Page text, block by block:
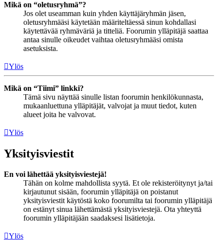
Mikä on “oletusryhmä”?
Jos olet useamman kuin yhden käyttäjäryhmän jäsen,
oletusryhmääsi käytetään määriteltäessä sinun kohdallasi
käytettävää ryhmäväriä ja titteliä. Foorumin ylläpitäjä saattaa
antaa sinulle oikeudet vaihtaa oletusryhmääsi omista
asetuksista.
Ylös
Mikä on “Tiimi” linkki?
Tämä sivu näyttää sinulle listan foorumin henkilökunnasta,
mukaanluettuna ylläpitäjät, valvojat ja muut tiedot, kuten
alueet joita he valvovat.
Ylös
Yksityisviestit
En voi lähettää yksityisviestejä!
Tähän on kolme mahdollista syytä. Et ole rekisteröitynyt ja/tai
kirjautunut sisään, foorumin ylläpitäjä on poistanut
yksityisviestit käytöstä koko foorumilta tai foorumin ylläpitäjä
on estänyt sinua lähettämästä yksityisviestejä. Ota yhteyttä
foorumin ylläpitäjään saadaksesi lisätietoja.
Ylös